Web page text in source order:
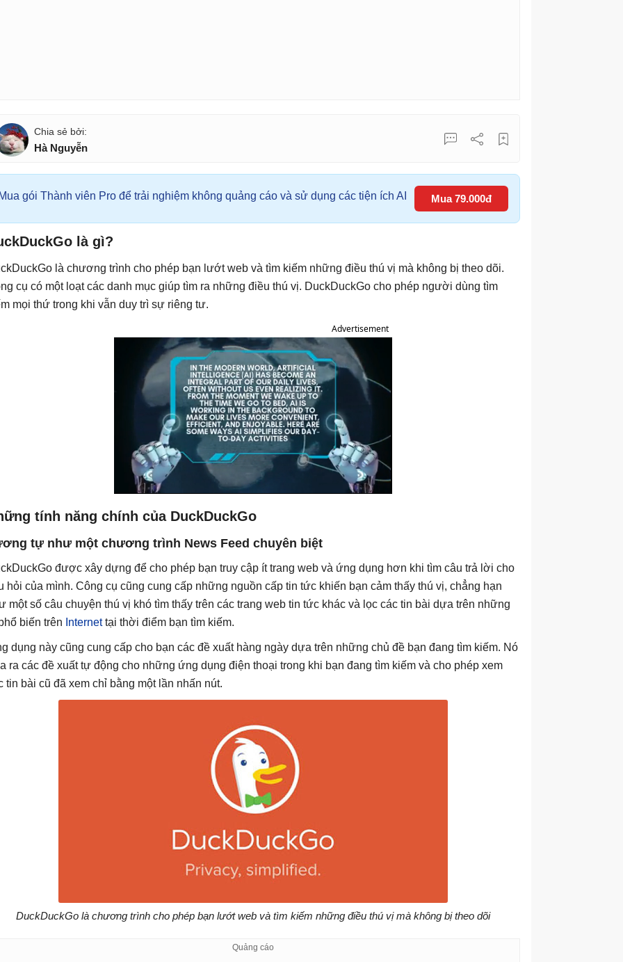
Hà Nguyễn
Mua gói Thành viên Pro để trải nghiệm không quảng cáo và sử dụng các tiện ích AI Mua 79.000đ
là gì?
là chương trình cho phép bạn lướt web và tìm kiếm những điều thú vị mà không bị theo dõi.
cụ có một loạt các danh mục giúp tìm ra những điều thú vị. DuckDuckGo cho phép người dùng tìm
mọi thứ trong khi vẫn duy trì sự riêng tư.
Advertisement
tính năng chính của DuckDuckGo
tự như một chương trình News Feed chuyên biệt
được xây dựng để cho phép bạn truy cập ít trang web và ứng dụng hơn khi tìm câu trả lời cho
hỏi của mình. Công cụ cũng cung cấp những nguồn cấp tin tức khiến bạn cảm thấy thú vị, chẳng hạn
một số câu chuyện thú vị khó tìm thấy trên các trang web tin tức khác và lọc các tin bài dựa trên những
biến trên Internettại thời điểm bạn tìm kiếm.
dụng này cũng cung cấp cho bạn các đề xuất hàng ngày dựa trên những chủ đề bạn đang tìm kiếm. Nó
ra các đề xuất tự động cho những ứng dụng điện thoại trong khi bạn đang tìm kiếm và cho phép xem
tin bài cũ đã xem chỉ bằng một lần nhấn nút.
DuckDuckGo là chương trình cho phép bạn lướt web và tìm kiếm những điều thú vị mà không bị theo dõi